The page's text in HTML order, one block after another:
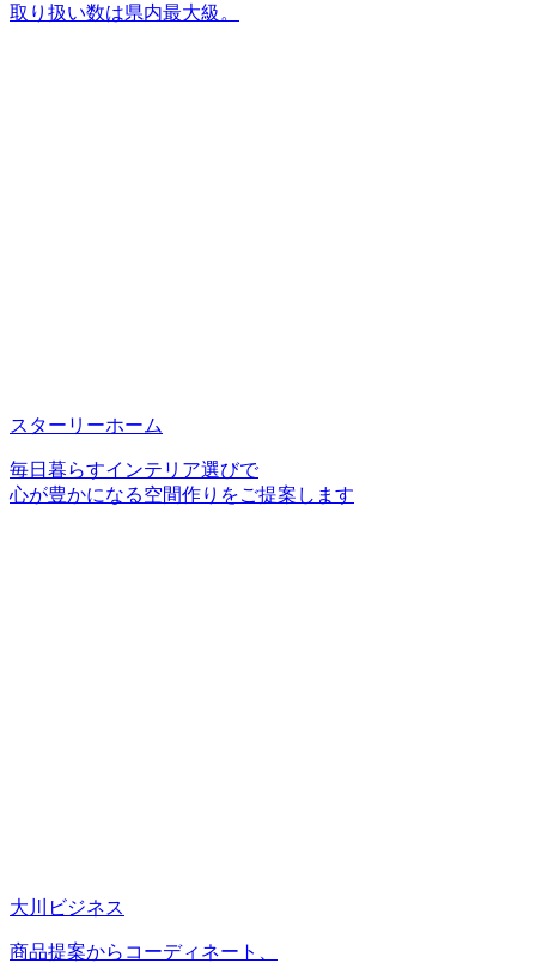
取り扱い数は県内最大級。
スターリーホーム
毎日暮らすインテリア選びで
心が豊かになる空間作りをご提案します
大川ビジネス
商品提案からコーディネート、